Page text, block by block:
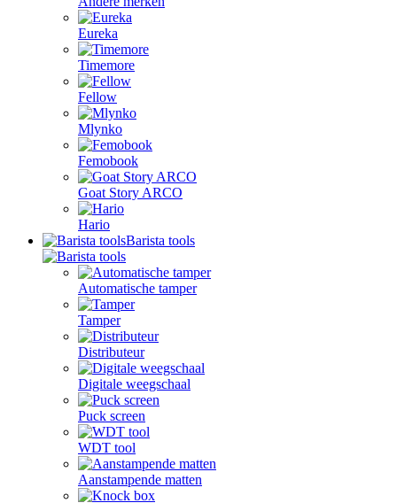
Eureka
Timemore
Fellow
Mlynko
Femobook
Goat Story ARCO
Hario
Barista tools
Automatische tamper
Tamper
Distributeur
Digitale weegschaal
Puck screen
WDT tool
Aanstampende matten